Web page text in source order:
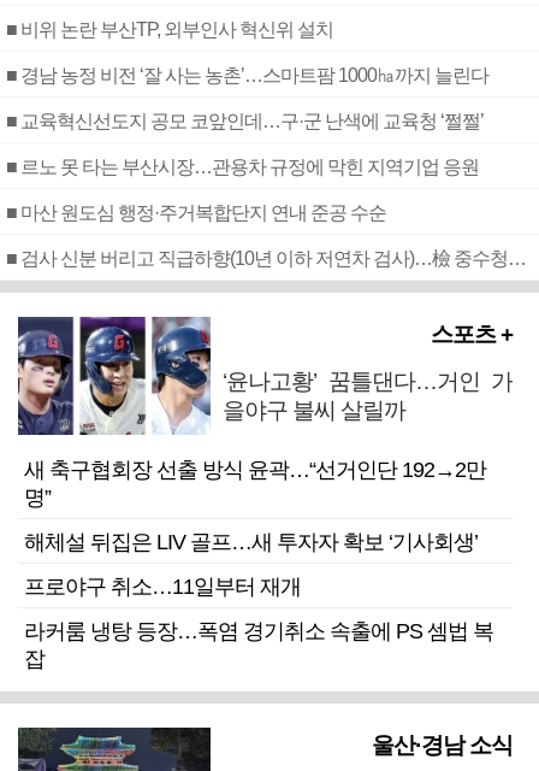
■ 비위 논란 부산TP, 외부인사 혁신위 설치
■ 경남 농정 비전 ‘잘 사는 농촌’…스마트팜 1000㏊까지 늘린다
■ 교육혁신선도지 공모 코앞인데…구·군 난색에 교육청 ‘쩔쩔’
■ 르노 못 타는 부산시장…관용차 규정에 막힌 지역기업 응원
■ 마산 원도심 행정·주거복합단지 연내 준공 수순
■ 검사 신분 버리고 직급하향(10년 이하 저연차 검사)…檢 중수청행 기피
스포츠 +
‘윤나고황’ 꿈틀댄다…거인 가
을야구 불씨 살릴까
새 축구협회장 선출 방식 윤곽…“선거인단 192→2만
명”
해체설 뒤집은 LIV 골프…새 투자자 확보 ‘기사회생’
프로야구 취소…11일부터 재개
라커룸 냉탕 등장…폭염 경기취소 속출에 PS 셈법 복
잡
울산·경남 소식